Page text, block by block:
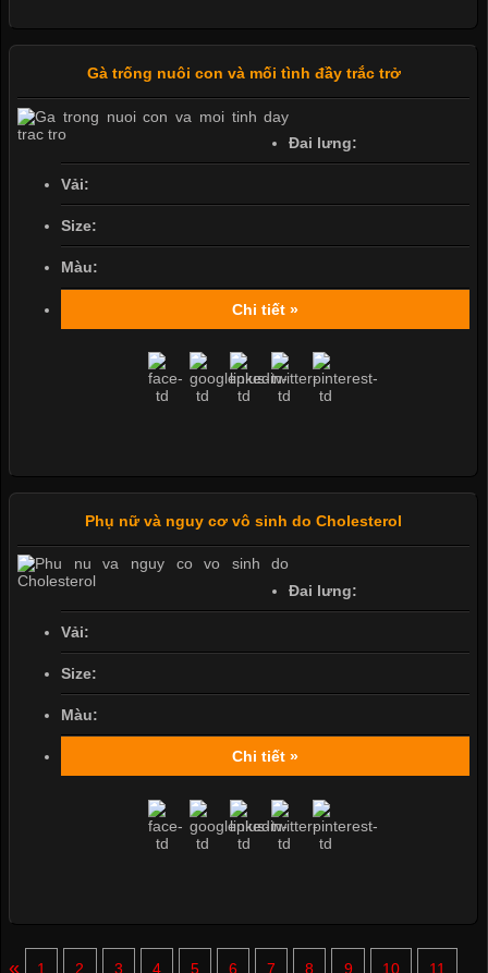
Gà trống nuôi con và mối tình đầy trắc trở
Đai lưng:
Vải:
Size:
Màu:
Chi tiết »
Phụ nữ và nguy cơ vô sinh do Cholesterol
Đai lưng:
Vải:
Size:
Màu:
Chi tiết »
« 1 2 3 4 5 6 7 8 9 10 11